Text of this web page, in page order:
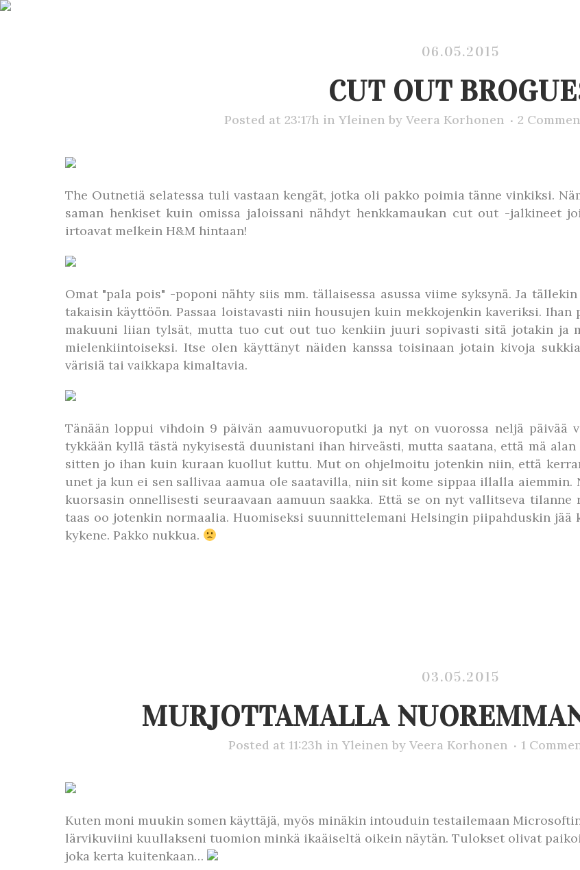
06.05.2015
CUT OUT
Posted at 23:17h in Yleinen by Veera Korhonen 2
The Outnetiä selatessa tuli vastaan kengät, jotka oli pakko poimia tänne vinkiksi.
saman henkiset kuin omissa jaloissani nähdyt henkkamaukan cut out -jalkineet
irtoavat melkein H&M hintaan!
Omat "pala pois" -poponi nähty siis mm. tällaisessa asussa viime syksynä. Ja
takaisin käyttöön. Passaa loistavasti niin housujen kuin mekkojenkin kaveriksi.
makuuni liian tylsät, mutta tuo cut out tuo kenkiin juuri sopivasti sitä jotakin ja
mielenkiintoiseksi. Itse olen käyttänyt näiden kanssa toisinaan jotain kivoja
värisiä tai vaikkapa kimaltavia.
Tänään loppui vihdoin 9 päivän aamuvuoroputki ja nyt on vuorossa neljä päivää
tykkään kyllä tästä nykyisestä duunistani ihan hirveästi, mutta saatana, että mä
sitten jo ihan kuin kuraan kuollut kuttu. Mut on ohjelmoitu jotenkin niin, että
unet ja kun ei sen sallivaa aamua ole saatavilla, niin sit kome sippaa illalla
kuorsasin onnellisesti seuraavaan aamuun saakka. Että se on nyt vallitseva
taas oo jotenkin normaalia. Huomiseksi suunnittelemani Helsingin piipahduskin
kykene. Pakko nukkua.
03.05.2015
MURJOTTAMALLA
Posted at 11:23h in Yleinen by Veera Korhonen 1
Kuten moni muukin somen käyttäjä, myös minäkin intouduin testailemaan
lärvikuviini kuullakseni tuomion minkä ikaäiseltä oikein näytän. Tulokset olivat
joka kerta kuitenkaan…